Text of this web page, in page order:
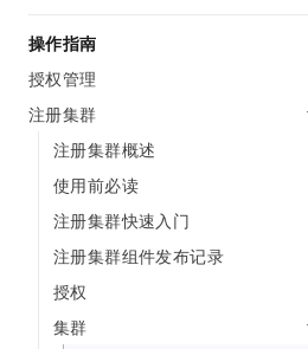
操作指南
授权管理
注册集群
注册集群概述
使用前必读
注册集群快速入门
注册集群组件发布记录
授权
集群
安全
中间件
数据库
大数据计算
媒体服务
企业服务与云通信
网络
可观测
上云与迁云
企业出海
政企业务